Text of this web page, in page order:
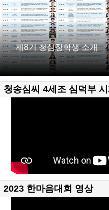
제8기 청심장학생 소개
청송심씨 4세조 심덕부 시
2023 한마음대회 영상